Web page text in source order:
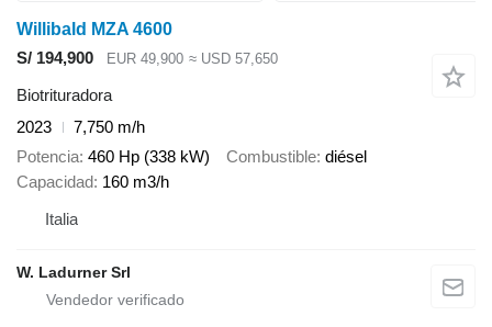
Willibald MZA 4600
S/ 194,900
EUR 49,900 ≈ USD 57,650
Biotrituradora
2023
7,750 m/h
Potencia 460 Hp (338 kW) Combustible diésel
Capacidad 160 m3/h
Italia
W. Ladurner Srl